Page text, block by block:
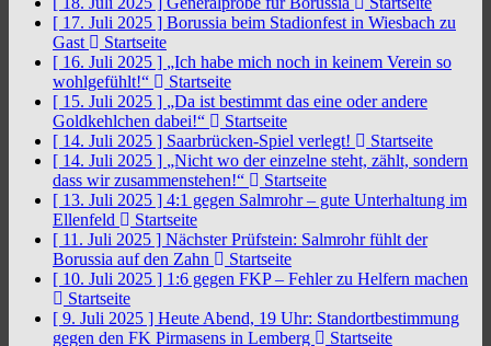
[ 17. Juli 2025 ] Borussia beim Stadionfest in Wiesbach zu
Gast
Startseite
[ 16. Juli 2025 ] „Ich habe mich noch in keinem Verein so
wohlgefühlt!“
Startseite
[ 15. Juli 2025 ] „Da ist bestimmt das eine oder andere
Goldkehlchen dabei!“
Startseite
[ 14. Juli 2025 ] Saarbrücken-Spiel verlegt!
Startseite
[ 14. Juli 2025 ] „Nicht wo der einzelne steht, zählt, sondern
dass wir zusammenstehen!“
Startseite
[ 13. Juli 2025 ] 4:1 gegen Salmrohr – gute Unterhaltung im
Ellenfeld
Startseite
[ 11. Juli 2025 ] Nächster Prüfstein: Salmrohr fühlt der
Borussia auf den Zahn
Startseite
[ 10. Juli 2025 ] 1:6 gegen FKP – Fehler zu Helfern machen
Startseite
[ 9. Juli 2025 ] Heute Abend, 19 Uhr: Standortbestimmung
gegen den FK Pirmasens in Lemberg
Startseite